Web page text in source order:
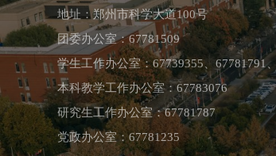
地址：郑州市科学大道100号
团委办公室：67781509
学生工作办公室：67739355、67781791
本科教学工作办公室：67783076
研究生工作办公室：67781787
党政办公室：67781235